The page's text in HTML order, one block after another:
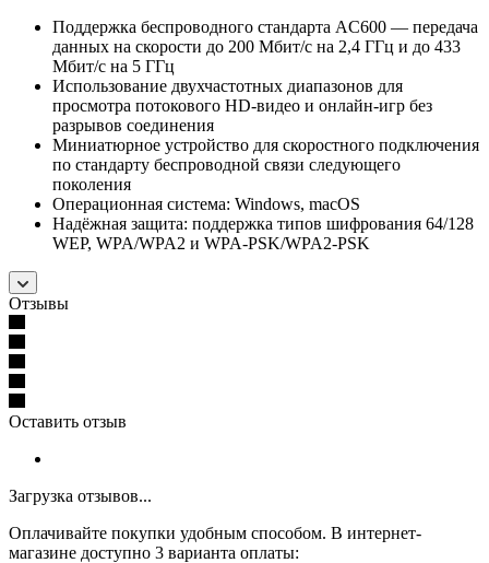
Поддержка беспроводного стандарта AC600 — передача
данных на скорости до 200 Мбит/с на 2,4 ГГц и до 433
Мбит/с на 5 ГГц
Использование двухчастотных диапазонов для
просмотра потокового HD‑видео и онлайн-игр без
разрывов соединения
Миниатюрное устройство для скоростного подключения
по стандарту беспроводной связи следующего
поколения
Операционная система: Windows, macOS
Надёжная защита: поддержка типов шифрования 64/128
WEP, WPA/WPA2 и WPA-PSK/WPA2-PSK
Отзывы
Оставить отзыв
Загрузка отзывов...
Оплачивайте покупки удобным способом. В интернет-
магазине доступно 3 варианта оплаты: